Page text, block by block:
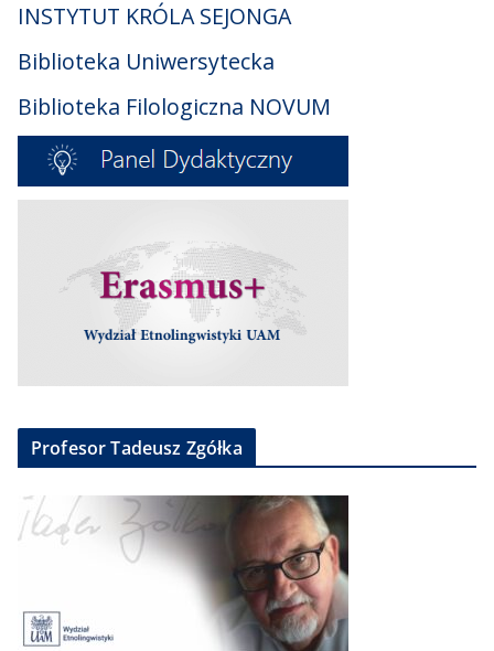
INSTYTUT KRÓLA SEJONGA
Biblioteka Uniwersytecka
Biblioteka Filologiczna NOVUM
Profesor Tadeusz Zgółka